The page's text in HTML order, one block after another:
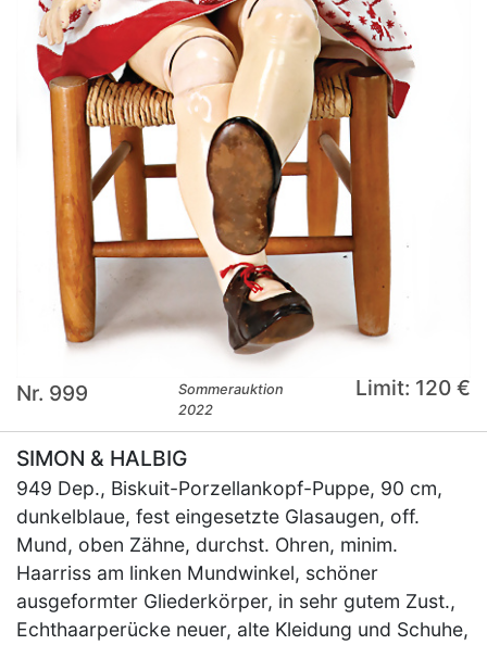
Nr. 999
Sommerauktion
2022
Limit: 120 €
SIMON & HALBIG
949 Dep., Biskuit-Porzellankopf-Puppe, 90 cm,
dunkelblaue, fest eingesetzte Glasaugen, off.
Mund, oben Zähne, durchst. Ohren, minim.
Haarriss am linken Mundwinkel, schöner
ausgeformter Gliederkörper, in sehr gutem Zust.,
Echthaarperücke neuer, alte Kleidung und Schuhe,